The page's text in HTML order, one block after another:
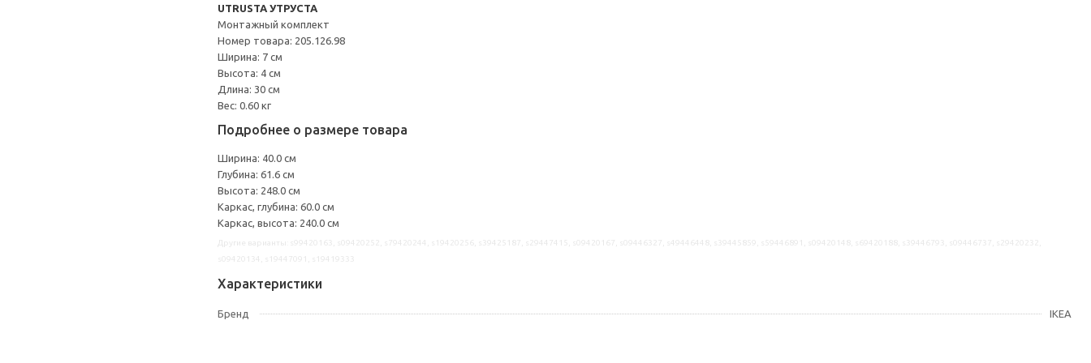
UTRUSTA УТРУСТА
Монтажный комплект
Номер товара: 205.126.98
Ширина: 7 см
Высота: 4 см
Длина: 30 см
Вес: 0.60 кг
Подробнее о размере товара
Ширина: 40.0 см
Глубина: 61.6 см
Высота: 248.0 см
Каркас, глубина: 60.0 см
Каркас, высота: 240.0 см
Характеристики
Бренд IKEA